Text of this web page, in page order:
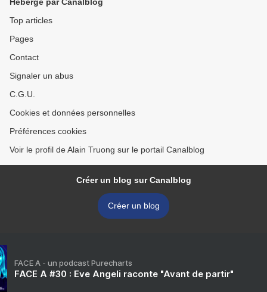
Top articles
Pages
Contact
Signaler un abus
C.G.U.
Cookies et données personnelles
Préférences cookies
Voir le profil de Alain Truong sur le portail Canalblog
Créer un blog sur Canalblog
Créer un blog
FACE A - un podcast Purecharts
FACE A #30 : Eve Angeli raconte "Avant de partir"